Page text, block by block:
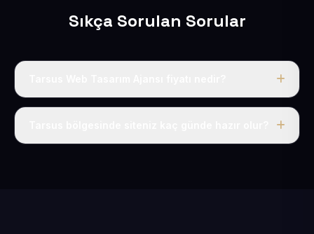
Sıkça Sorulan Sorular
Tek fiyat uygulanır: yıllık 50 USD + KDV. Bu bedele alan